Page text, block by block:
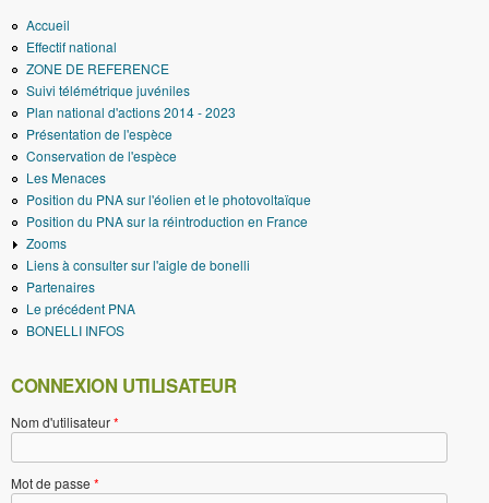
Accueil
Effectif national
ZONE DE REFERENCE
Suivi télémétrique juvéniles
Plan national d'actions 2014 - 2023
Présentation de l'espèce
Conservation de l'espèce
Les Menaces
Position du PNA sur l'éolien et le photovoltaïque
Position du PNA sur la réintroduction en France
Zooms
Liens à consulter sur l'aigle de bonelli
Partenaires
Le précédent PNA
BONELLI INFOS
CONNEXION UTILISATEUR
Nom d'utilisateur*
Mot de passe *